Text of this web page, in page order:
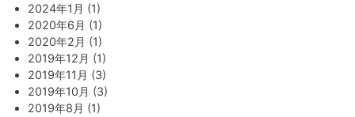
2024年1月 (1)
2020年6月 (1)
2020年2月 (1)
2019年12月 (1)
2019年11月 (3)
2019年10月 (3)
2019年8月 (1)